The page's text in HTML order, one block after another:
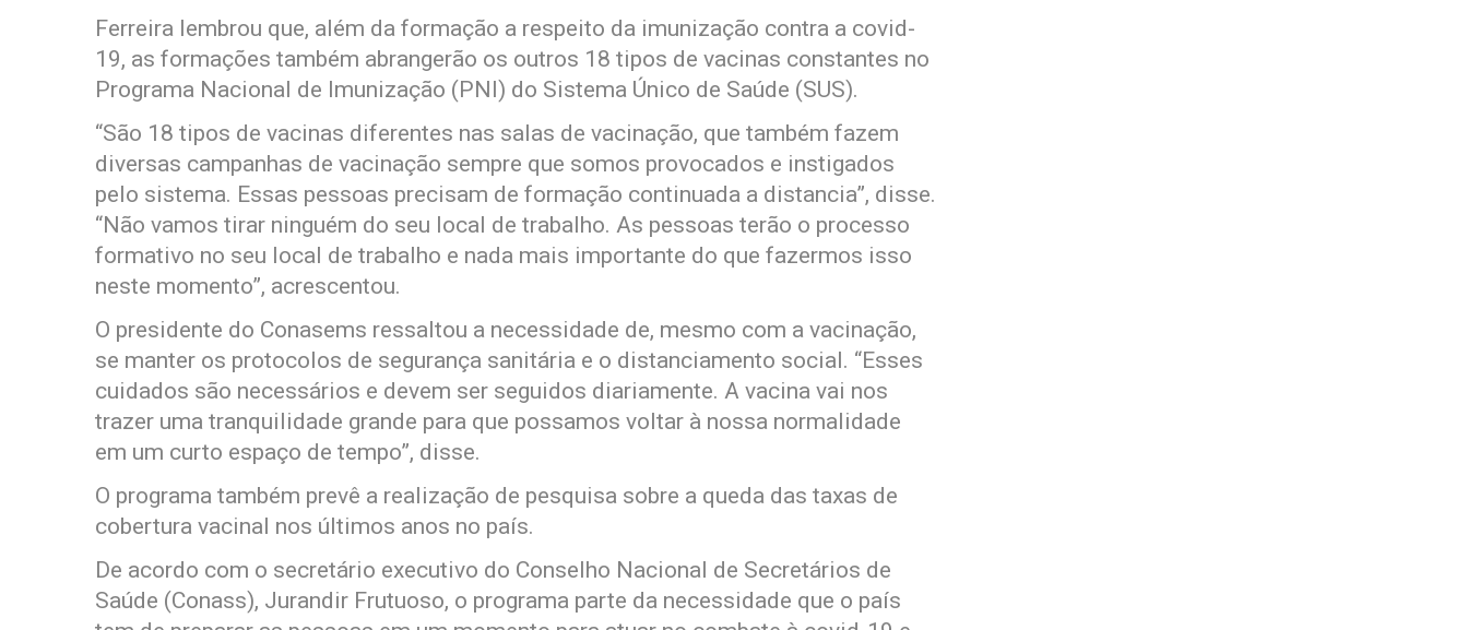
Ferreira lembrou que, além da formação a respeito da imunização contra a covid-
19, as formações também abrangerão os outros 18 tipos de vacinas constantes no
Programa Nacional de Imunização (PNI) do Sistema Único de Saúde (SUS).
“São 18 tipos de vacinas diferentes nas salas de vacinação, que também fazem
diversas campanhas de vacinação sempre que somos provocados e instigados
pelo sistema. Essas pessoas precisam de formação continuada a distancia”, disse.
“Não vamos tirar ninguém do seu local de trabalho. As pessoas terão o processo
formativo no seu local de trabalho e nada mais importante do que fazermos isso
neste momento”, acrescentou.
O presidente do Conasems ressaltou a necessidade de, mesmo com a vacinação,
se manter os protocolos de segurança sanitária e o distanciamento social. “Esses
cuidados são necessários e devem ser seguidos diariamente. A vacina vai nos
trazer uma tranquilidade grande para que possamos voltar à nossa normalidade
em um curto espaço de tempo”, disse.
O programa também prevê a realização de pesquisa sobre a queda das taxas de
cobertura vacinal nos últimos anos no país.
De acordo com o secretário executivo do Conselho Nacional de Secretários de
Saúde (Conass), Jurandir Frutuoso, o programa parte da necessidade que o país